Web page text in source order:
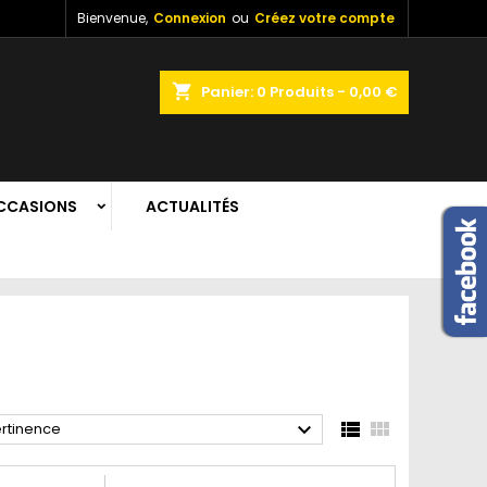
Bienvenue, Connexion ou Créez votre compte
shopping_cart Panier: 0 Produits - 0,00 €
ACTUALITÉS
  